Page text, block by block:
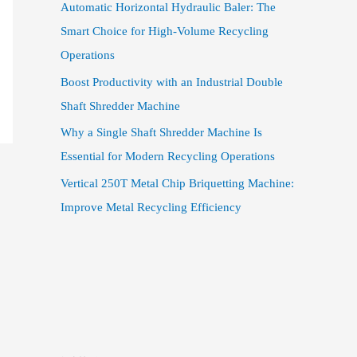
Automatic Horizontal Hydraulic Baler: The
Smart Choice for High-Volume Recycling
Operations
Boost Productivity with an Industrial Double
Shaft Shredder Machine
Why a Single Shaft Shredder Machine Is
Essential for Modern Recycling Operations
Vertical 250T Metal Chip Briquetting Machine:
Improve Metal Recycling Efficiency